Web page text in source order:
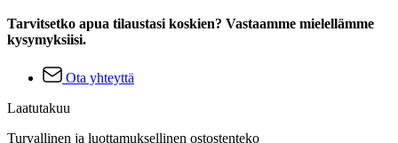
Tarvitsetko apua tilaustasi koskien? Vastaamme mielellämme
kysymyksiisi.
Ota yhteyttä
Laatutakuu
Turvallinen ja luottamuksellinen ostostenteko